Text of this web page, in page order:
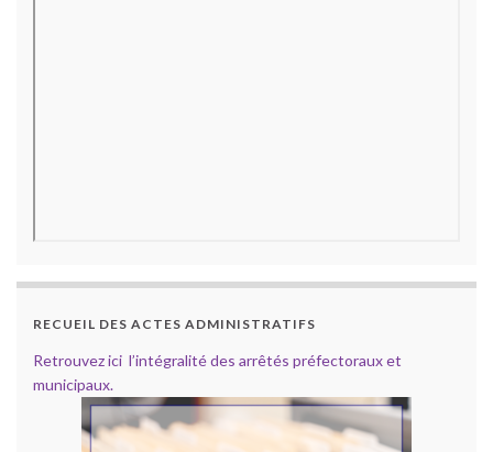
RECUEIL DES ACTES ADMINISTRATIFS
Retrouvez ici l’intégralité des arrêtés préfectoraux et
municipaux.